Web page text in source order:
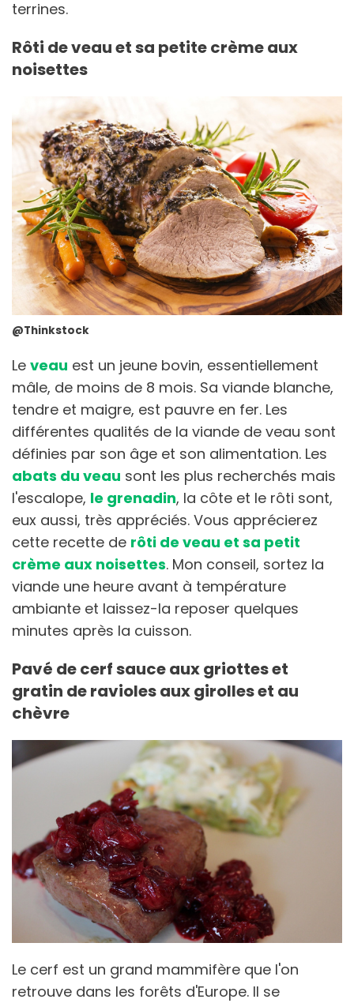
terrines.
Rôti de veau et sa petite crème aux
noisettes
@Thinkstock
Le veau est un jeune bovin, essentiellement
mâle, de moins de 8 mois. Sa viande blanche,
tendre et maigre, est pauvre en fer. Les
différentes qualités de la viande de veau sont
définies par son âge et son alimentation. Les
abats du veau sont les plus recherchés mais
l'escalope, le grenadin, la côte et le rôti sont,
eux aussi, très appréciés. Vous apprécierez
cette recette de rôti de veau et sa petit
crème aux noisettes. Mon conseil, sortez la
viande une heure avant à température
ambiante et laissez-la reposer quelques
minutes après la cuisson.
Pavé de cerf sauce aux griottes et
gratin de ravioles aux girolles et au
chèvre
Le cerf est un grand mammifère que l'on
retrouve dans les forêts d'Europe. Il se